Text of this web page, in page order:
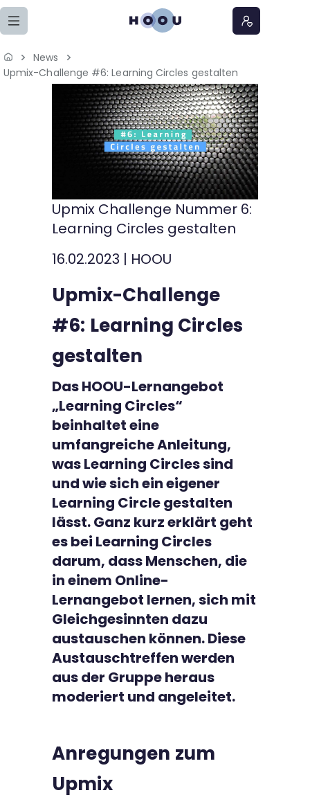
Zum Seiteninhalt springen
Home
Lernangebote
Podcasts
Meine Lernangebote
News
Veranstaltungen
Über uns
Kontakt
News
Upmix-Challenge #6: Learning Circles gestalten
Upmix Challenge Nummer 6:
Learning Circles gestalten
16.02.2023 | HOOU
Upmix-Challenge
#6: Learning Circles
gestalten
Das HOOU-Lernangebot
„Learning Circles“
beinhaltet eine
umfangreiche Anleitung,
was Learning Circles sind
und wie sich ein eigener
Learning Circle gestalten
lässt. Ganz kurz erklärt geht
es bei Learning Circles
darum, dass Menschen, die
in einem Online-
Lernangebot lernen, sich mit
Gleichgesinnten dazu
austauschen können. Diese
Austauschtreffen werden
aus der Gruppe heraus
moderiert und angeleitet.
Anregungen zum
Upmix